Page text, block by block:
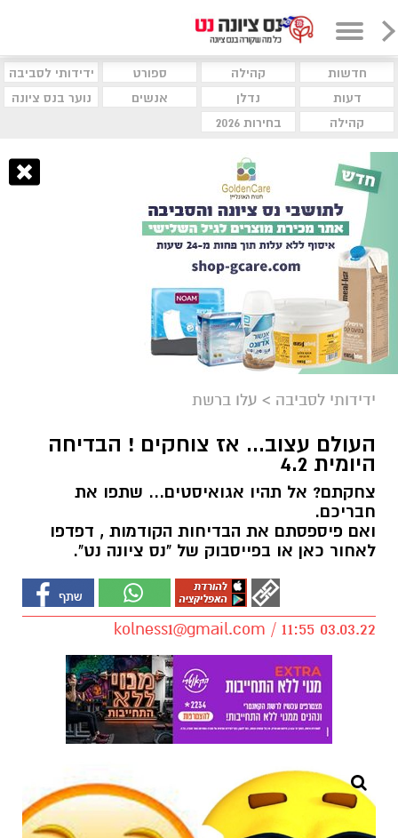
חדשות קהילה ספורט
ידידותי לסביבה
דעות
נדלן אנשים
נוער בנס ציונה
קהילה
בחירות 2026
ידידותי לסביבה > עלו ברשת
העולם עצוב... אז צוחקים ! הבדיחה
היומית 4.2
צחקתם? אל תהיו אגואיסטים... שתפו את
חבריכם.
ואם פיספסתם את הבדיחות הקודמות , דפדפו
לאחור כאן או בפייסבוק של "נס ציונה נט".
kolness1@gmail.com / 11:55 03.03.22